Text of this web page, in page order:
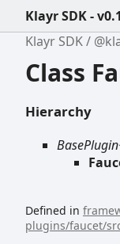
Klayr SDK -
Klayr SDK
Class
Hierarchy
BasePlugin
Defined in
plugins/faucet/